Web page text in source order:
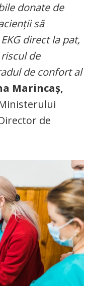
donate de
să
direct la pat,
de
de confort al
Marincaş,
de